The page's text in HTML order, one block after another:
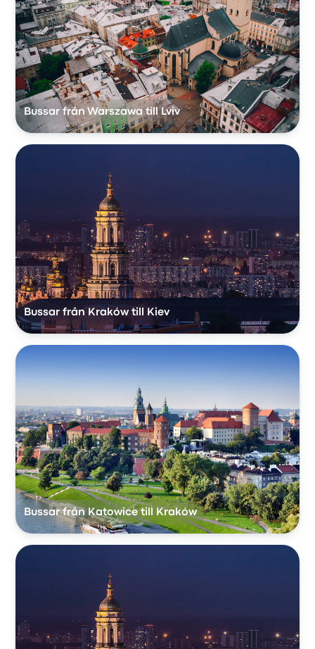
Bussar från Warszawa till Lviv
Bussar från Kraków till Kiev
Bussar från Katowice till Kraków